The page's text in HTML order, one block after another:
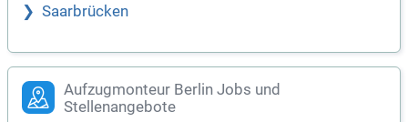
Saarbrücken
Aufzugmonteur Berlin Jobs und
Stellenangebote